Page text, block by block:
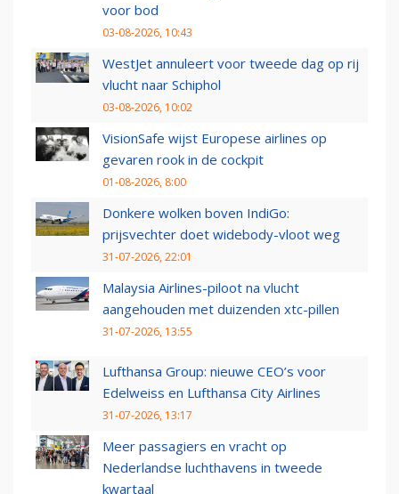
voor bod
03-08-2026, 10:43
WestJet annuleert voor tweede dag op rij
vlucht naar Schiphol
03-08-2026, 10:02
VisionSafe wijst Europese airlines op
gevaren rook in de cockpit
01-08-2026, 8:00
Donkere wolken boven IndiGo:
prijsvechter doet widebody-vloot weg
31-07-2026, 22:01
Malaysia Airlines-piloot na vlucht
aangehouden met duizenden xtc-pillen
31-07-2026, 13:55
Lufthansa Group: nieuwe CEO’s voor
Edelweiss en Lufthansa City Airlines
31-07-2026, 13:17
Meer passagiers en vracht op
Nederlandse luchthavens in tweede
kwartaal